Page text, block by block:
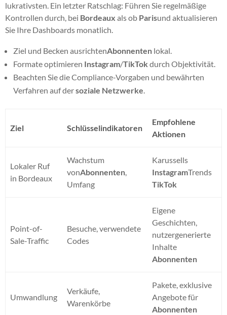
lukrativsten. Ein letzter Ratschlag: Führen Sie regelmäßige
Kontrollen durch, bei Bordeaux als ob Parisund aktualisieren
Sie Ihre Dashboards monatlich.
Ziel und Becken ausrichtenAbonnenten lokal.
Formate optimieren Instagram/TikTok durch Objektivität.
Beachten Sie die Compliance-Vorgaben und bewährten
Verfahren auf dersoziale Netzwerke.
Ziel Schlüsselindikatoren
Empfohlene
Aktionen
Lokaler Ruf
in Bordeaux
Wachstum
vonAbonnenten,
Umfang
Karussells
InstagramTrends
TikTok
Point-of-
Sale-Traffic
Besuche, verwendete
Codes
Eigene
Geschichten,
nutzergenerierte
Inhalte
Abonnenten
Umwandlung
Verkäufe,
Warenkörbe
Pakete, exklusive
Angebote für
Abonnenten